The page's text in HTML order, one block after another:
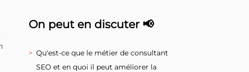
On peut en discuter 📢
Qu'est-ce que le métier de consultant
SEO et en quoi il peut améliorer la